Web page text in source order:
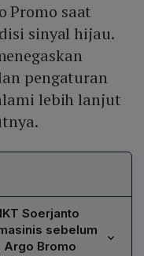
Promo saat
sinyal hijau.
pengaturan
lebih lanjut
Soerjanto
sebelum
Argo Bromo